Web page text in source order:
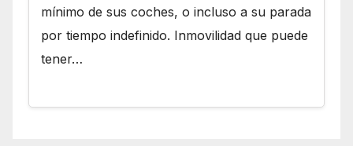
mínimo de sus coches, o incluso a su parada
por tiempo indefinido. Inmovilidad que puede
tener…